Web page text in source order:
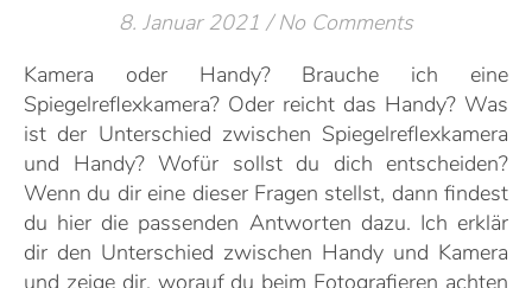
8. Januar 2021 / No Comments
Kamera oder Handy? Brauche ich eine
Spiegelreflexkamera? Oder reicht das Handy? Was
ist der Unterschied zwischen Spiegelreflexkamera
und Handy? Wofür sollst du dich entscheiden?
Wenn du dir eine dieser Fragen stellst, dann findest
du hier die passenden Antworten dazu. Ich erklär
dir den Unterschied zwischen Handy und Kamera
und zeige dir, worauf du beim Fotografieren achten